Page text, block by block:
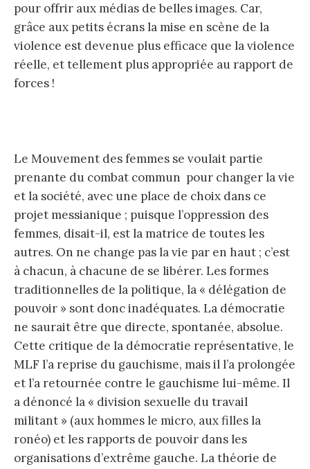
pour offrir aux médias de belles images. Car,
grâce aux petits écrans la mise en scène de la
violence est devenue plus efficace que la violence
réelle, et tellement plus appropriée au rapport de
forces !
Le Mouvement des femmes se voulait partie
prenante du combat commun pour changer la vie
et la société, avec une place de choix dans ce
projet messianique ; puisque l’oppression des
femmes, disait-il, est la matrice de toutes les
autres. On ne change pas la vie par en haut ; c’est
à chacun, à chacune de se libérer. Les formes
traditionnelles de la politique, la « délégation de
pouvoir » sont donc inadéquates. La démocratie
ne saurait être que directe, spontanée, absolue.
Cette critique de la démocratie représentative, le
MLF l’a reprise du gauchisme, mais il l’a prolongée
et l’a retournée contre le gauchisme lui-même. Il
a dénoncé la « division sexuelle du travail
militant » (aux hommes le micro, aux filles la
ronéo) et les rapports de pouvoir dans les
organisations d’extrême gauche. La théorie de